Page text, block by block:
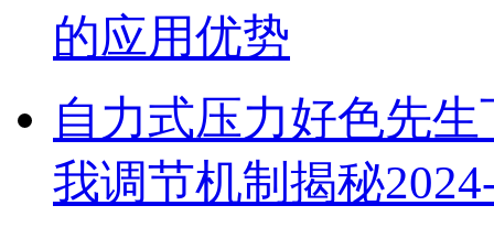
的应用优势
自力式压力好色先
我调节机制揭秘